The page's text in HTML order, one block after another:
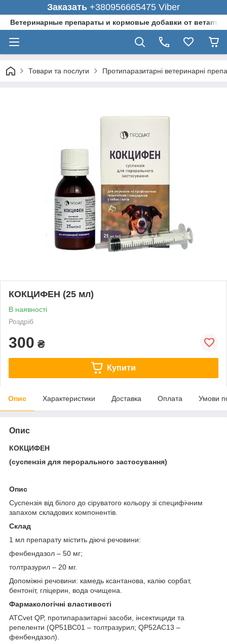
Заказать +380956665475 Viber
Ветеринарные препараты и кормовые добавки от
Товари та послуги Протипаразитарні ветеринарні
КОКЦИФЕН (25 мл)
В наявності
Роздріб
300 ₴
Купити
Опис Характеристики Доставка Оплата Умови
Опис
КОКЦИФЕН
(суспензія для перорального застосування)
Опис
Суспензія від білого до сіруватого кольору зі специфічним
запахом складових компонентів.
Склад
1 мл препарату містить діючі речовини:
фенбендазол – 50 мг;
толтразурил – 20 мг.
Допоміжні речовини: камедь ксантанова, калію сорбат,
бентоніт, гліцерин, вода очищена.
Фармакологічні властивості
ATCvet QP, протипаразитарні засоби, інсектициди та
репеленти (QP51BC01 – толтразурил; QP52AC13 –
фенбендазол).